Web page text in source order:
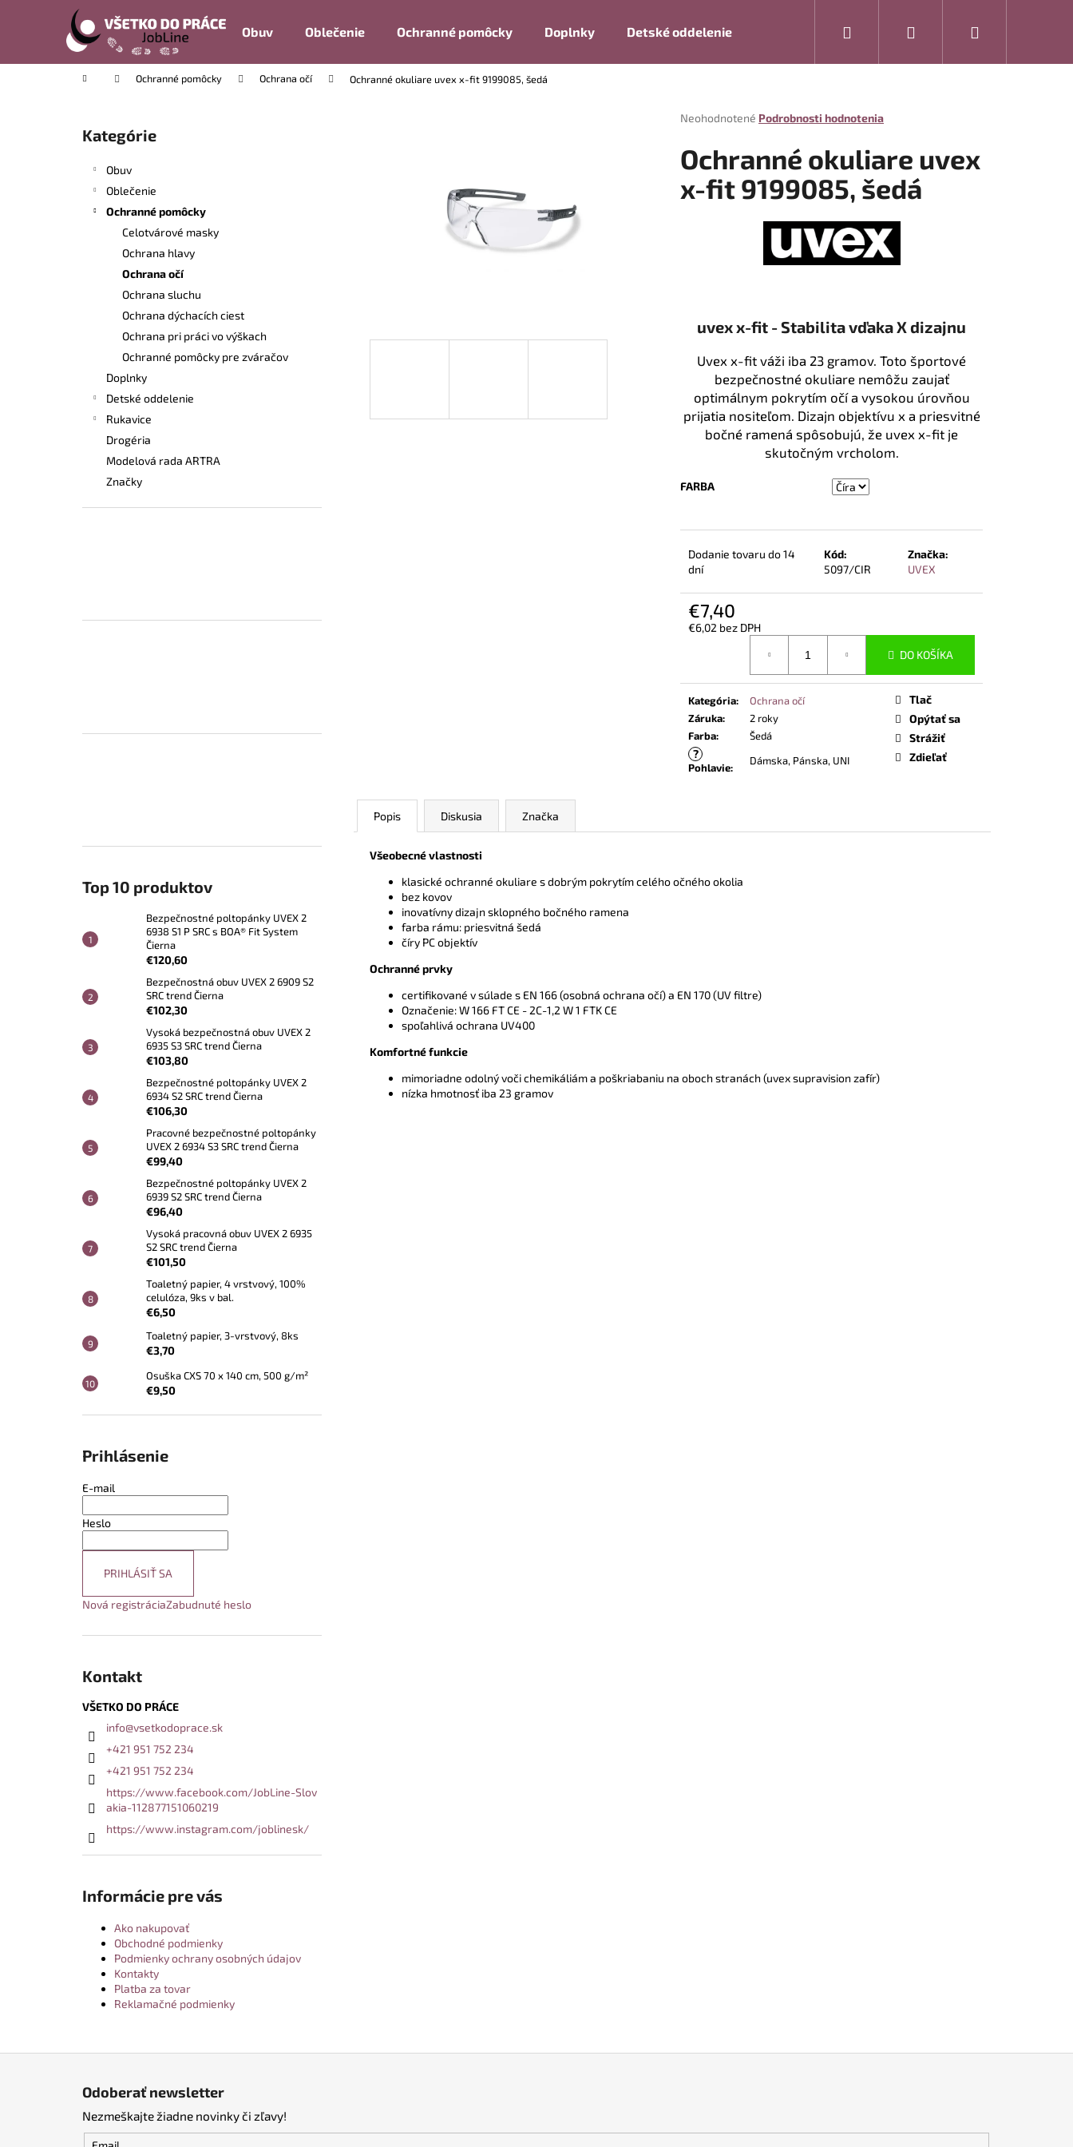
Obuv Oblečenie Ochranné pomôcky Doplnky Detské oddelenie Drogéria Modelová rada ARTRA
Prihlásenie
Domov Ochranné pomôcky Ochrana očí Ochranné okuliare uvex x-fit 9199085, šedá
Preskočiť
kategórie
Kategórie
Obuv
Oblečenie
Ochranné pomôcky
Celotvárové masky
Ochrana hlavy
Ochrana očí
Ochrana sluchu
Ochrana dýchacích ciest
Ochrana pri práci vo výškach
Ochranné pomôcky pre zváračov
Doplnky
Detské oddelenie
Rukavice
Drogéria
Modelová rada ARTRA
Značky
Top 10 produktov
Bezpečnostné poltopánky UVEX 2
6938 S1 P SRC s BOA® Fit System
Čierna
€120,60
Bezpečnostná obuv UVEX 2 6909 S2
SRC trend Čierna
€102,30
Vysoká bezpečnostná obuv UVEX 2
6935 S3 SRC trend Čierna
€103,80
Bezpečnostné poltopánky UVEX 2
6934 S2 SRC trend Čierna
€106,30
Pracovné bezpečnostné poltopánky
UVEX 2 6934 S3 SRC trend Čierna
€99,40
Bezpečnostné poltopánky UVEX 2
6939 S2 SRC trend Čierna
€96,40
Vysoká pracovná obuv UVEX 2 6935
S2 SRC trend Čierna
€101,50
Toaletný papier, 4 vrstvový, 100%
celulóza, 9ks v bal.
€6,50
Toaletný papier, 3-vrstvový, 8ks
€3,70
Osuška CXS 70 x 140 cm, 500 g/m²
€9,50
Prihlásenie
E-mail
Heslo
PRIHLÁSIŤ SA
Nová registráciaZabudnuté heslo
Kontakt
VŠETKO DO PRÁCE
info@vsetkodoprace.sk
+421 951 752 234
+421 951 752 234
https://www.facebook.com/JobLine-Slov
akia-112877151060219
https://www.instagram.com/joblinesk/
Informácie pre vás
Ako nakupovať
Obchodné podmienky
Podmienky ochrany osobných údajov
Kontakty
Platba za tovar
Reklamačné podmienky
Priemerné
produktu
je
z
Neohodnotené Podrobnosti hodnotenia
Ochranné okuliare uvex
x-fit 9199085, šedá
uvex x-fit - Stabilita vďaka X dizajnu
Uvex x-fit váži iba 23 gramov. Toto športové
bezpečnostné okuliare nemôžu zaujať
optimálnym pokrytím očí a vysokou úrovňou
prijatia nositeľom. Dizajn objektívu x a priesvitné
bočné ramená spôsobujú, že uvex x-fit je
skutočným vrcholom.
FARBA
Dodanie tovaru do 14
dní
Kód:
5097/CIR
Značka:
UVEX
€7,40
€6,02 bez DPH
DO KOŠÍKA
Kategória:
Ochrana očí
Záruka:
2 roky
Farba: Šedá
?
Pohlavie:
Dámska, Pánska, UNI
Tlač
Opýtať sa
Strážiť
Zdieľať
Popis Diskusia Značka
Všeobecné vlastnosti
klasické ochranné okuliare s dobrým pokrytím celého očného okolia
bez kovov
inovatívny dizajn sklopného bočného ramena
farba rámu: priesvitná šedá
číry PC objektív
Ochranné prvky
certifikované v súlade s EN 166 (osobná ochrana očí) a EN 170 (UV filtre)
Označenie: W 166 FT CE - 2C-1,2 W 1 FTK CE
spoľahlivá ochrana UV400
Komfortné funkcie
mimoriadne odolný voči chemikáliám a poškriabaniu na oboch stranách (uvex supravision zafír)
nízka hmotnosť iba 23 gramov
í
Späť
do
Späť
do
Čo potrebujete nájsť?
Odporúčame
Nasledujúce
BEZPEČNOSTNÉ POLTOPÁNKY UVEX 2
6938 S1 P SRC S BOA® FIT SYSTEM
€120,60
VYSOKÁ BEZPEČNOSTNÁ OBUV UVEX 2
6935 S3 SRC TREND ČIERNA
Odoberať newsletter
Nezmeškajte žiadne novinky či zľavy!